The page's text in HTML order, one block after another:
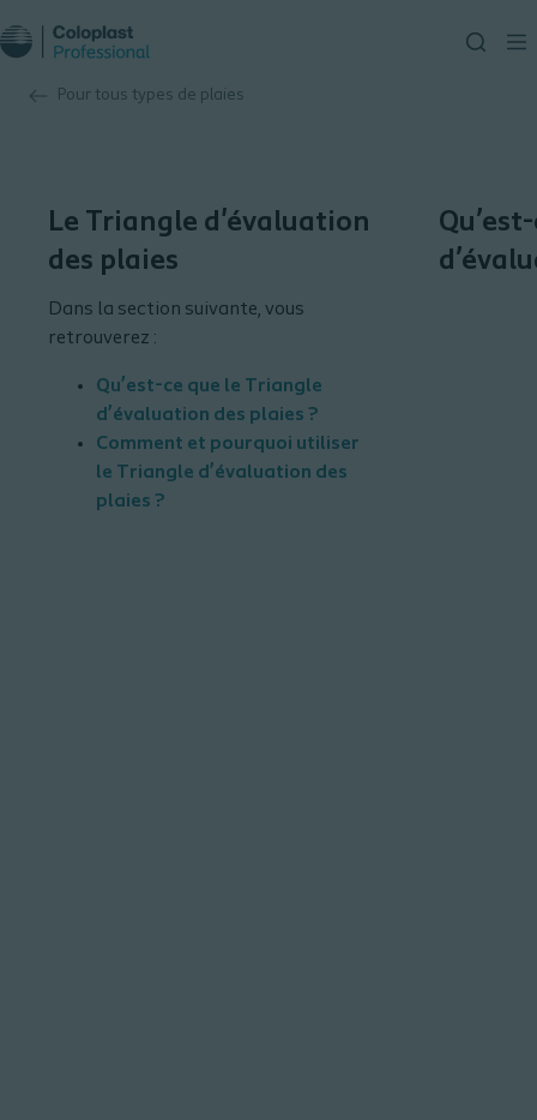
Pour tous types de plaies
Le Triangle d'évaluation
des plaies
Dans la section suivante, vous
retrouverez :
Qu’est-ce que le Triangle
d’évaluation des plaies ?​
Comment et pourquoi utiliser
le Triangle d’évaluation des
plaies ?